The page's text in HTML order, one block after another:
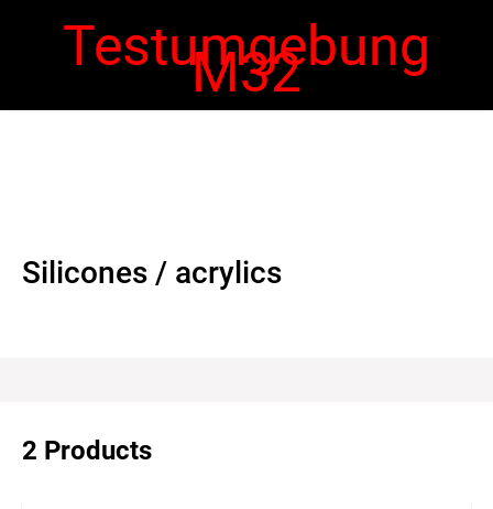
Testumgebung
M32
Silicones / acrylics
2 Products